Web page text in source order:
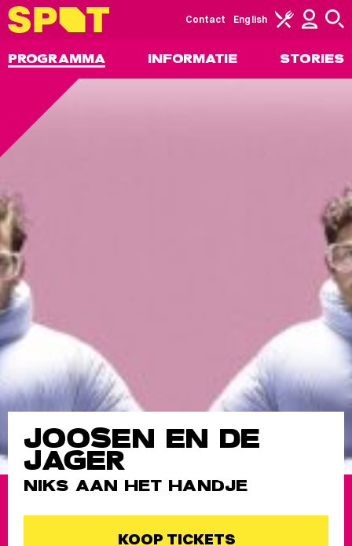
PROGRAMMA INFORMATIE STORIES
Contact English
JOOSEN EN DE
JAGER
NIKS AAN HET HANDJE
KOOP TICKETS